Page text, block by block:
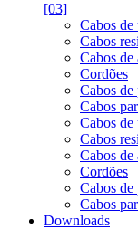
[03]
Cabos de
Cabos
Cabos
Cordões
Cabos de
Cabos
Cabos de
Cabos
Cabos
Cordões
Cabos de
Cabos
Downloads